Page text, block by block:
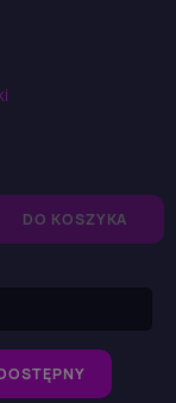
DO KOSZYKA